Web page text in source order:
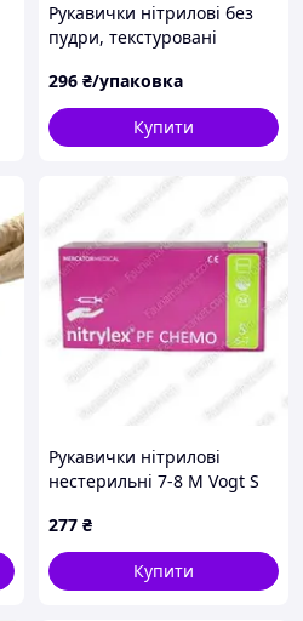
Рукавички нітрилові без
пудри, текстуровані
бордові, 3.8 гр Медіок
296 ₴/упаковка
Купити
Рукавички нітрилові
нестерильні 7-8 М Vogt S
277 ₴
Купити